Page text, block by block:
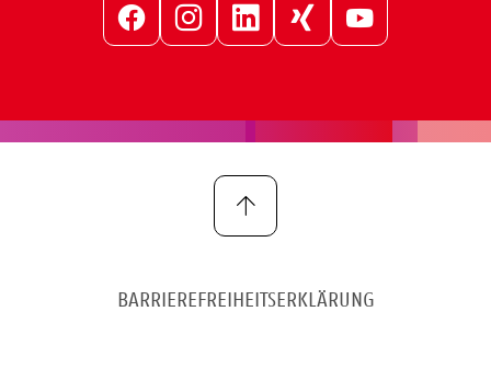
FacebookInstagramLinkedInXing YouTube
BARRIEREFREIHEITSERKLÄRUNG